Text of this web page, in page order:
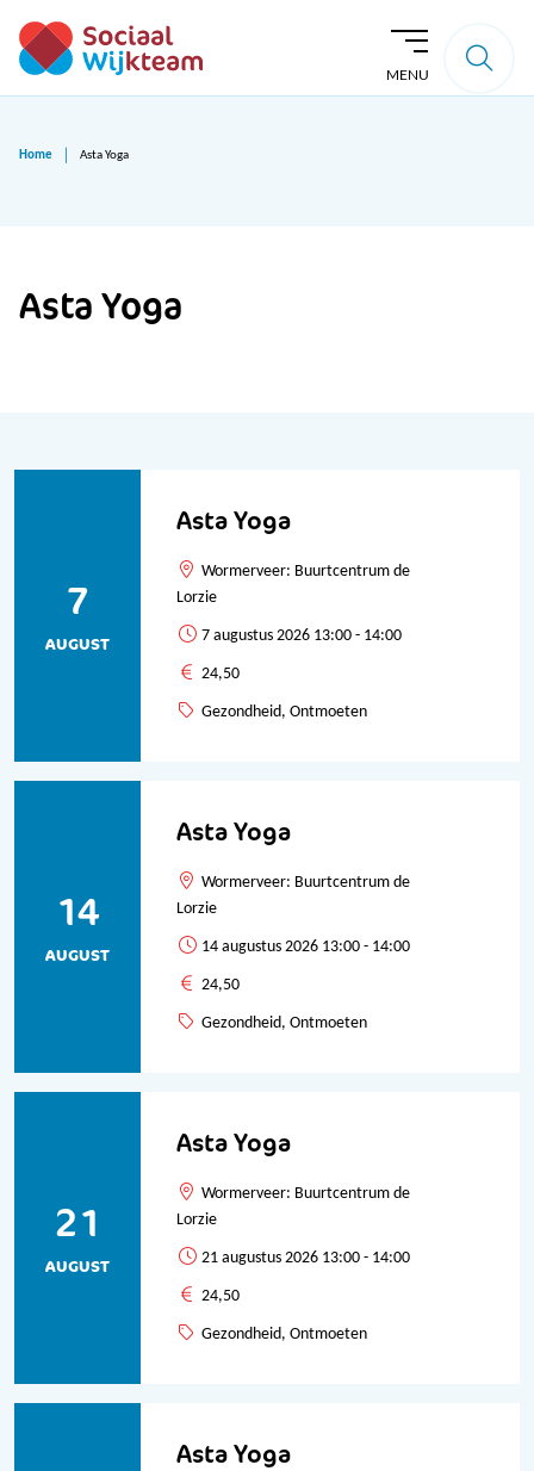
MENU
Home Asta Yoga
Asta Yoga
Asta Yoga
7
AUGUST
Wormerveer: Buurtcentrum de
Lorzie
7 augustus 2026 13:00 - 14:00
24,50
Gezondheid, Ontmoeten
Asta Yoga
14
AUGUST
Wormerveer: Buurtcentrum de
Lorzie
14 augustus 2026 13:00 - 14:00
24,50
Gezondheid, Ontmoeten
Asta Yoga
21
AUGUST
Wormerveer: Buurtcentrum de
Lorzie
21 augustus 2026 13:00 - 14:00
24,50
Gezondheid, Ontmoeten
Asta Yoga